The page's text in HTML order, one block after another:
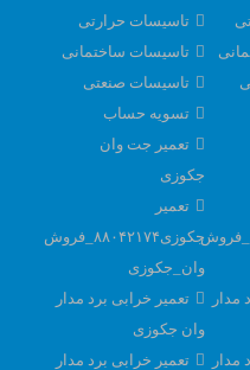
جکوزی۸۸۰۴۲۱۷۴_فروش
مدار
مدار
تاسیسات حرارتی
تاسیسات ساختمانی
تاسیسات صنعتی
تسویه حساب
تعمیر جت وان
جکوزی
تعمیر
جکوزی۸۸۰۴۲۱۷۴_فروش
وان_جکوزی
تعمیر خرابی برد مدار
وان جکوزی
تعمیر خرابی برد مدار